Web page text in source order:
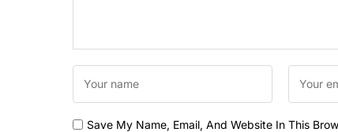
Save My Name, Email, And Website In This